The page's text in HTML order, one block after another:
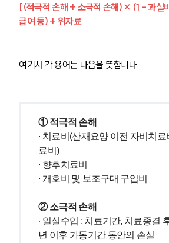
[(적극적 손해 + 소극적 손해) × (1 - 과실
급여 등) + 위자료
여기서 각 용어는 다음을 뜻합니다.
① 적극적 손해
∙ 치료비(산재요양 이전 자비치료
료비)
∙ 향후치료비
∙ 개호비 및 보조구대 구입비
② 소극적 손해
∙ 일실수입 : 치료기간, 치료종결
년 이후 가동기간 동안의 손실